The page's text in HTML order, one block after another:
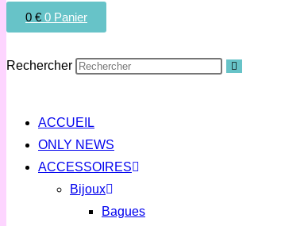
0 € 0 Panier
Rechercher
ACCUEIL
ONLY NEWS
ACCESSOIRES
Bijoux
Bagues